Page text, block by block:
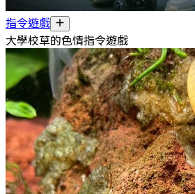
指令遊戲
大學校草的色情指令遊戲